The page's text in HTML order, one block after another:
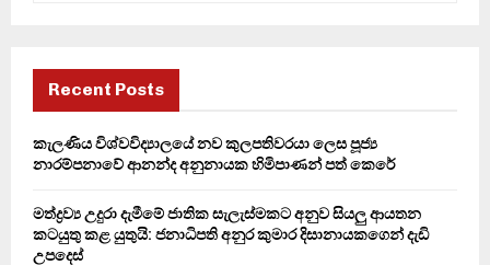
f
r
H
Recent Posts
කැලණිය විශ්වවිද්‍යාලයේ නව කුලපතිවරයා ලෙස පූජ්‍ය
නාරම්පනාවේ ආනන්ද අනුනායක හිමිපාණන් පත් කෙරේ
මත්ද්‍රව්‍ය උදුරා දැමීමේ ජාතික සැලැස්මකට අනුව සියලු ආයතන
කටයුතු කළ යුතුයි: ජනාධිපති අනුර කුමාර දිසානායකගෙන් දැඩි
උපදෙස්